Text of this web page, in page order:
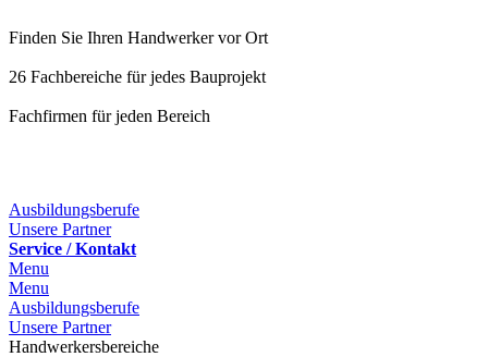
Finden Sie Ihren Handwerker vor Ort
26 Fachbereiche für jedes Bauprojekt
Fachfirmen für jeden Bereich
Ausbildungsberufe
Unsere Partner
Service / Kontakt
Menu
Menu
Ausbildungsberufe
Unsere Partner
Handwerkersbereiche